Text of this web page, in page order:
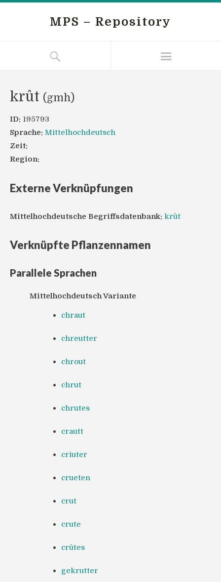
MPS – Repository
krût (gmh)
ID: 195793
Sprache: Mittelhochdeutsch
Zeit:
Region:
Externe Verknüpfungen
Mittelhochdeutsche Begriffsdatenbank: krût
Verknüpfte Pflanzennamen
Parallele Sprachen
Mittelhochdeutsch Variante
chraut
chreutter
chrout
chrut
chrutes
crautt
criuter
crueten
crut
crute
crûtes
gekrutter